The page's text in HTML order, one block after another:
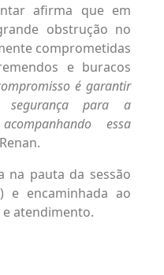
afirma que em
obstrução no
comprometidas
e buracos
é garantir
segurança para a
essa
na pauta da sessão
e encaminhada ao
e atendimento.